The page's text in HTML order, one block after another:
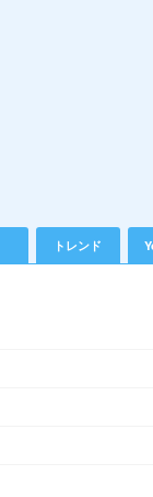
トレンド